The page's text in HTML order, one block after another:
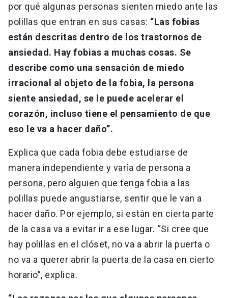
por qué algunas personas sienten miedo ante las
polillas que entran en sus casas: “Las fobias
están descritas dentro de los trastornos de
ansiedad. Hay fobias a muchas cosas. Se
describe como una sensación de miedo
irracional al objeto de la fobia, la persona
siente ansiedad, se le puede acelerar el
corazón, incluso tiene el pensamiento de que
eso le va a hacer daño”.
Explica que cada fobia debe estudiarse de
manera independiente y varía de persona a
persona, pero alguien que tenga fobia a las
polillas puede angustiarse, sentir que le van a
hacer daño. Por ejemplo, si están en cierta parte
de la casa va a evitar ir a ese lugar. “Si cree que
hay polillas en el clóset, no va a abrir la puerta o
no va a querer abrir la puerta de la casa en cierto
horario”, explica.